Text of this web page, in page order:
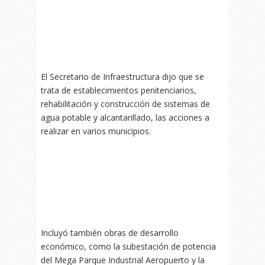
El Secretario de Infraestructura dijo que se
trata de establecimientos penitenciarios,
rehabilitación y construcción de sistemas de
agua potable y alcantarillado, las acciones a
realizar en varios municipios.
Incluyó también obras de desarrollo
económico, como la subestación de potencia
del Mega Parque Industrial Aeropuerto y la